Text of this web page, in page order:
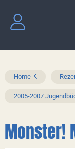
Home
2005-2007
Monster!